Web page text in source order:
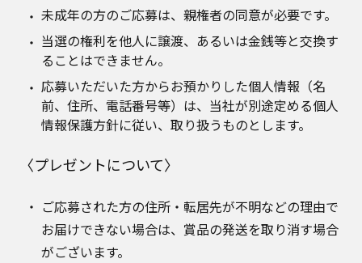
未成年の方のご応募は、親権者の同意が必要です。
当選の権利を他人に譲渡、あるいは金銭等と交換す
ることはできません。
応募いただいた方からお預かりした個人情報（名
前、住所、電話番号等）は、当社が別途定める個人
情報保護方針に従い、取り扱うものとします。
〈プレゼントについて〉
ご応募された方の住所・転居先が不明などの理由で
お届けできない場合は、賞品の発送を取り消す場合
がございます。